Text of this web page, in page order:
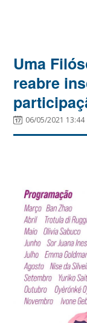
Uma
reabre
06/05/2021 13:44